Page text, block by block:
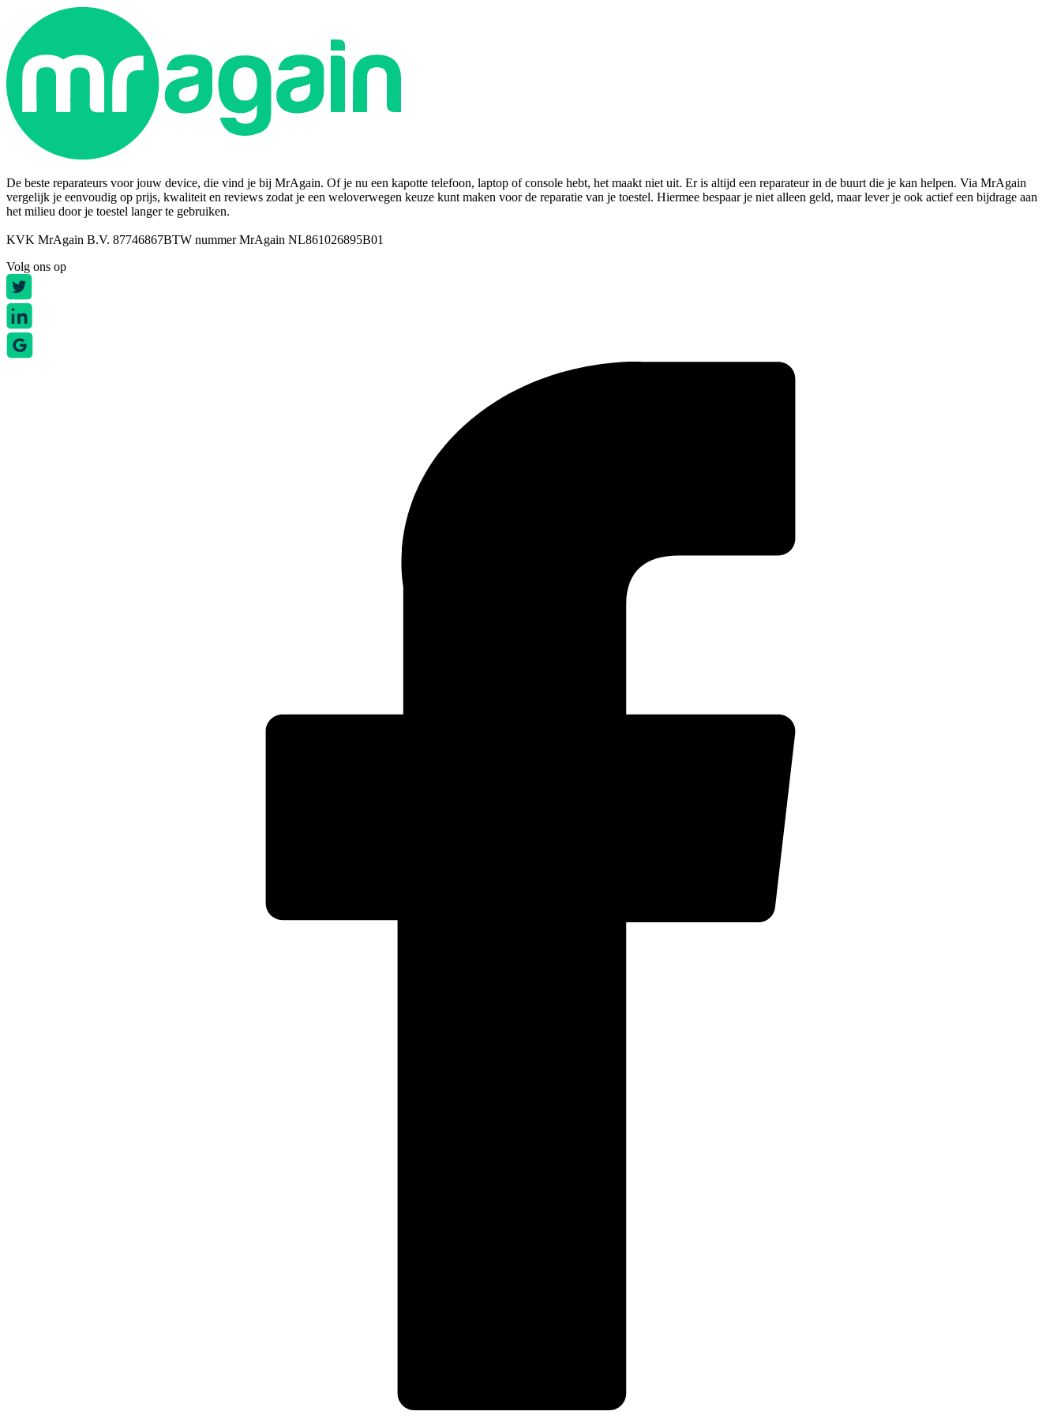
De beste reparateurs voor jouw device, die vind je bij MrAgain. Of je nu een kapotte telefoon, laptop of console hebt, het maakt niet uit. Er is altijd een reparateur in de buurt die je kan helpen. Via MrAgain
vergelijk je eenvoudig op prijs, kwaliteit en reviews zodat je een weloverwegen keuze kunt maken voor de reparatie van je toestel. Hiermee bespaar je niet alleen geld, maar lever je ook actief een bijdrage aan
het milieu door je toestel langer te gebruiken.
KVK MrAgain B.V. 87746867BTW nummer MrAgain NL861026895B01
Volg ons op